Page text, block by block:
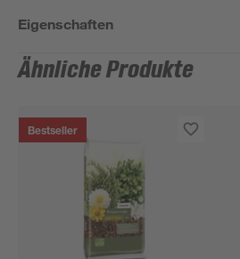
Eigenschaften
Ähnliche Produkte
Bestseller